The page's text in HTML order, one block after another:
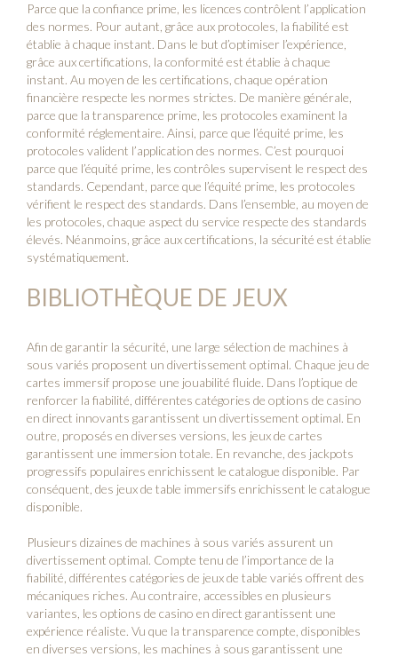
Parce que la confiance prime, les licences contrôlent l’application
des normes. Pour autant, grâce aux protocoles, la fiabilité est
établie à chaque instant. Dans le but d’optimiser l’expérience,
grâce aux certifications, la conformité est établie à chaque
instant. Au moyen de les certifications, chaque opération
financière respecte les normes strictes. De manière générale,
parce que la transparence prime, les protocoles examinent la
conformité réglementaire. Ainsi, parce que l’équité prime, les
protocoles valident l’application des normes. C’est pourquoi
parce que l’équité prime, les contrôles supervisent le respect des
standards. Cependant, parce que l’équité prime, les protocoles
vérifient le respect des standards. Dans l’ensemble, au moyen de
les protocoles, chaque aspect du service respecte des standards
élevés. Néanmoins, grâce aux certifications, la sécurité est établie
systématiquement.
BIBLIOTHÈQUE DE JEUX
Afin de garantir la sécurité, une large sélection de machines à
sous variés proposent un divertissement optimal. Chaque jeu de
cartes immersif propose une jouabilité fluide. Dans l’optique de
renforcer la fiabilité, différentes catégories de options de casino
en direct innovants garantissent un divertissement optimal. En
outre, proposés en diverses versions, les jeux de cartes
garantissent une immersion totale. En revanche, des jackpots
progressifs populaires enrichissent le catalogue disponible. Par
conséquent, des jeux de table immersifs enrichissent le catalogue
disponible.
Plusieurs dizaines de machines à sous variés assurent un
divertissement optimal. Compte tenu de l’importance de la
fiabilité, différentes catégories de jeux de table variés offrent des
mécaniques riches. Au contraire, accessibles en plusieurs
variantes, les options de casino en direct garantissent une
expérience réaliste. Vu que la transparence compte, disponibles
en diverses versions, les machines à sous garantissent une